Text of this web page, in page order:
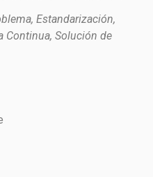
Estandarización,
Continua, Solución de